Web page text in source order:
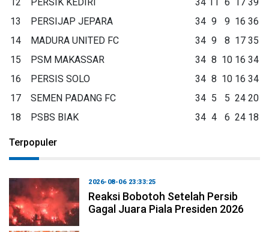
13
PERSIJAP JEPARA 34 9 9 16 36
14
MADURA UNITED FC 34 9 8 17 35
15
PSM MAKASSAR 34 8 10 16 34
16
PERSIS SOLO 34 8 10 16 34
17
SEMEN PADANG FC 34 5 5 24 20
18
PSBS BIAK 34 4 6 24 18
Terpopuler
2026-08-06 23:33:25
Reaksi Bobotoh Setelah Persib
Gagal Juara Piala Presiden 2026